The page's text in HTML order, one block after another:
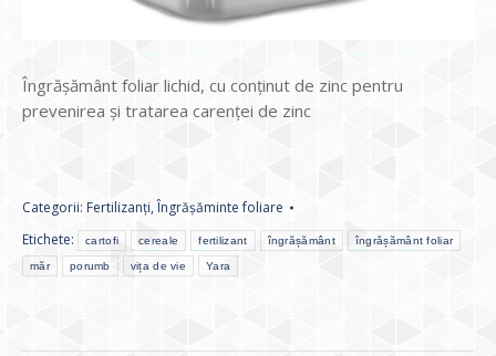
Îngrăşământ foliar lichid, cu conţinut de zinc pentru
prevenirea şi tratarea carenţei de zinc
Categorii: Fertilizanți,Îngrășăminte foliare
Etichete:
cartofi cereale fertilizant îngrășământ îngrășământ foliar
măr porumb vița de vie Yara